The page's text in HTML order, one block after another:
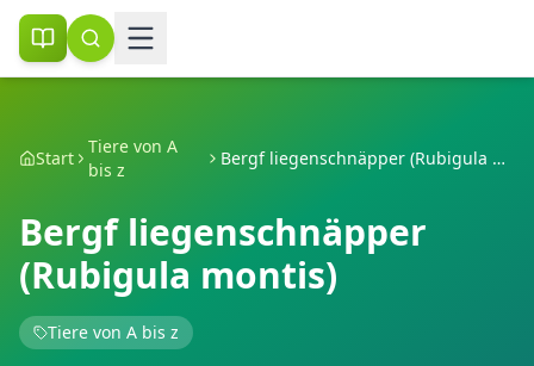
Start
Tiere von A
bis z
Bergf liegenschnäpper (Rubigula montis)
Bergf liegenschnäpper
(Rubigula montis)
Tiere von A bis z